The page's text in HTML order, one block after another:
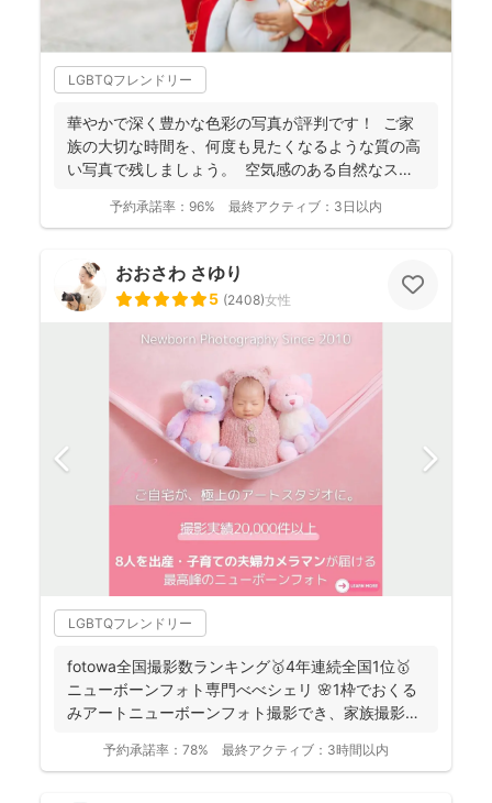
LGBTQフレンドリー
華やかで深く豊かな色彩の写真が評判です！ ご家
族の大切な時間を、何度も見たくなるような質の高
い写真で残しましょう。 空気感のある自然なスナ
予約承諾率： 96% 最終アクティブ： 3日以内
おおさわ さゆり
5 (2408)女性
LGBTQフレンドリー
fotowa全国撮影数ランキング🥇4年連続全国1位🥇
ニューボーンフォト専門べべシェリ 🌸1枠でおくる
みアートニューボーンフォト撮影でき、家族撮影お
予約承諾率： 78% 最終アクティブ： 3時間以内